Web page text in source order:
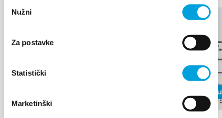
pristanka
Nužni
Za postavke
Statistički
Marketinški
2026.